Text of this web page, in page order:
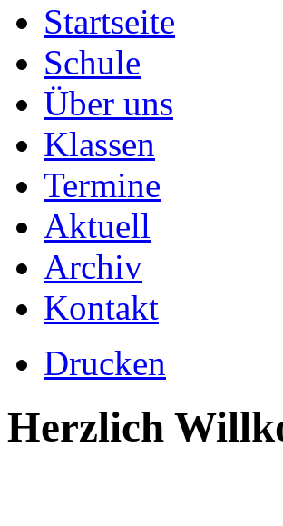
Startseite
Schule
Über uns
Klassen
Termine
Aktuell
Archiv
Kontakt
Drucken
Herzlich